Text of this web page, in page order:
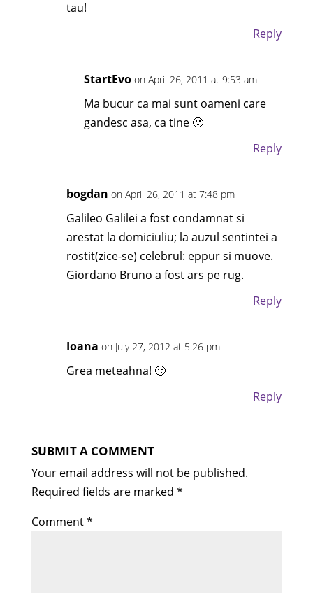
tau!
Reply
StartEvo on April 26, 2011 at 9:53 am
Ma bucur ca mai sunt oameni care
gandesc asa, ca tine 🙂
Reply
bogdan on April 26, 2011 at 7:48 pm
Galileo Galilei a fost condamnat si
arestat la domiciuliu; la auzul sentintei a
rostit(zice-se) celebrul: eppur si muove.
Giordano Bruno a fost ars pe rug.
Reply
Ioana on July 27, 2012 at 5:26 pm
Grea meteahna! 🙂
Reply
SUBMIT A COMMENT
Your email address will not be published.
Required fields are marked *
Comment*